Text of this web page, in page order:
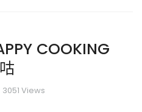
COOKING
3051 Views